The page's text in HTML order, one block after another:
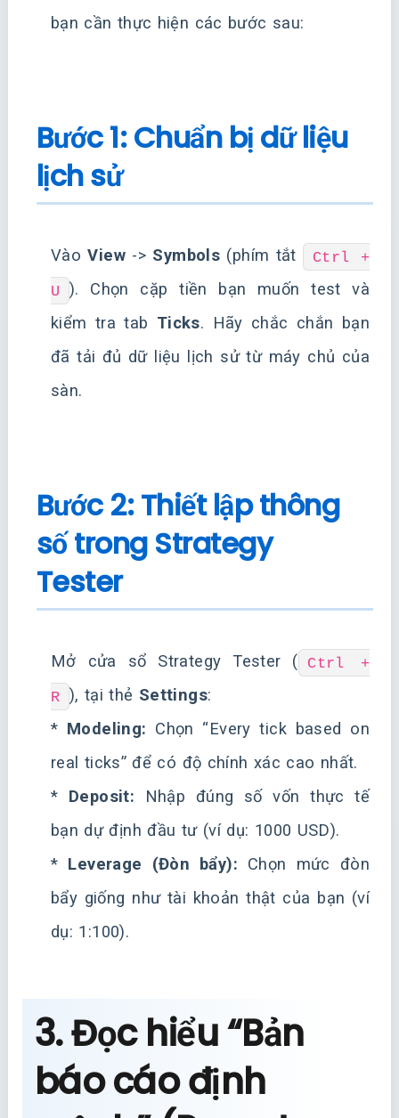
bạn cần thực hiện các bước sau:
Bước 1: Chuẩn bị dữ liệu
lịch sử
VàoView-> Symbols (phím tắt
Ctrl +
U ). Chọn cặp tiền bạn muốn test và
kiểm tra tab Ticks. Hãy chắc chắn bạn
đã tải đủ dữ liệu lịch sử từ máy chủ của
sàn.
Bước 2: Thiết lập thông
số trong Strategy
Tester
Mở cửa sổ Strategy Tester ( Ctrl +
R ), tại thẻ Settings:
* Modeling: Chọn “Every tick based on
real ticks” để có độ chính xác cao nhất.
* Deposit: Nhập đúng số vốn thực tế
bạn dự định đầu tư (ví dụ: 1000 USD).
* Leverage (Đòn bẩy): Chọn mức đòn
bẩy giống như tài khoản thật của bạn (ví
dụ: 1:100).
3. Đọc hiểu “Bản
báo cáo định